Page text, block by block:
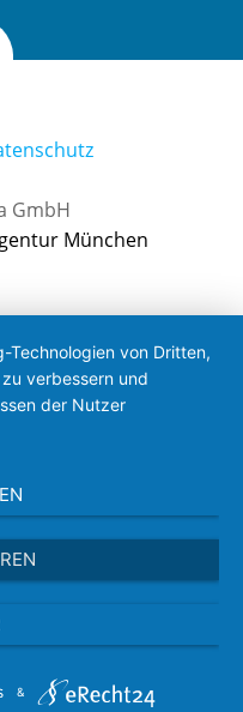
GmbH
München
Technologien von Dritten,
verbessern und
der Nutzer
&